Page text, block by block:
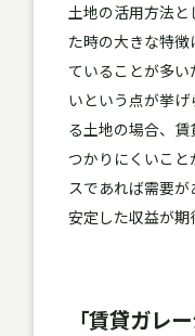
土地の活用方法
た時の大きな特
ていることが多
いという点が挙
る土地の場合、
つかりにくいこ
スであれば需要が
安定した収益が期
「賃貸ガレ